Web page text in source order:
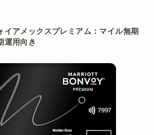
イアメックスプレミアム：マイル無期
運用向き